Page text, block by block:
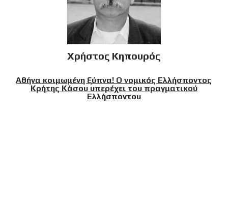
Χρήστος Κηπουρός
Αθήνα κοιμωμένη ξύπνα! Ο νομικός Ελλήσποντος
Κρήτης Κάσου υπερέχει του πραγματικού
Ελλήσποντου